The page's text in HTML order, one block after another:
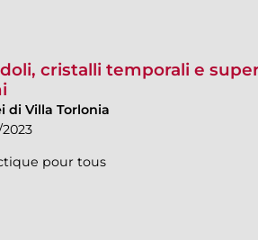
cristalli temporali e
di Villa Torlonia
pour tous